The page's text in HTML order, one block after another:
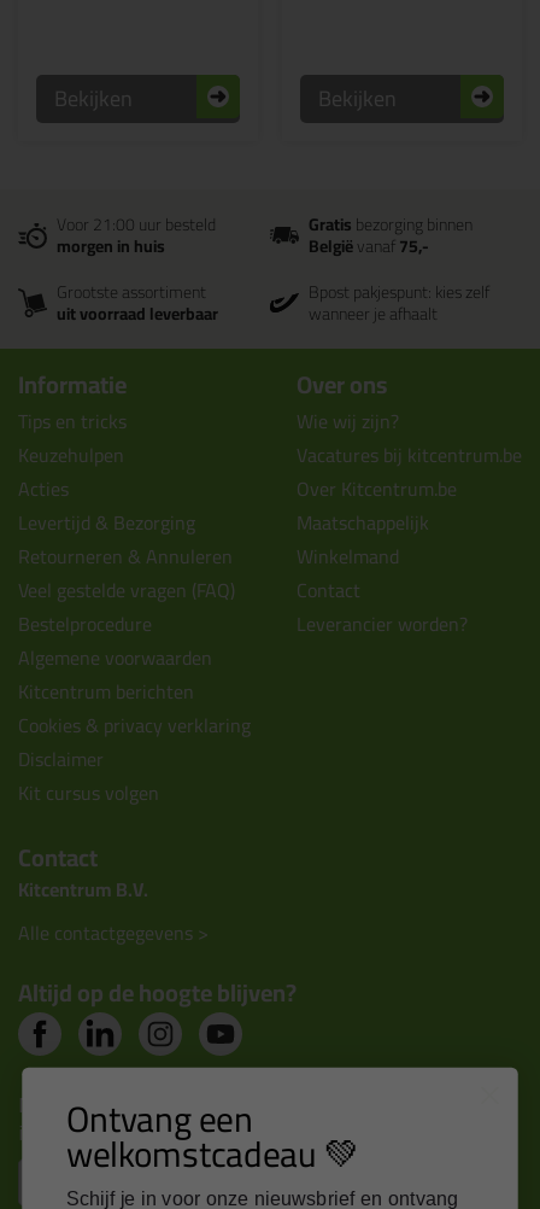
Bekijken Bekijken
Voor 21:00 uur besteld
morgen in huis
Gratisbezorging binnen
Belgiëvanaf75,-
Grootste assortiment
uit voorraad leverbaar
Bpost pakjespunt: kies zelf
wanneer je afhaalt
Informatie
Tips en tricks
Keuzehulpen
Acties
Levertijd & Bezorging
Retourneren & Annuleren
Veel gestelde vragen (FAQ)
Bestelprocedure
Algemene voorwaarden
Kitcentrum berichten
Cookies & privacy verklaring
Disclaimer
Kit cursus volgen
Over ons
Wie wij zijn?
Vacatures bij kitcentrum.be
Over Kitcentrum.be
Maatschappelijk
Winkelmand
Contact
Leverancier worden?
Contact
Kitcentrum B.V.
Alle contactgegevens >
Altijd op de hoogte blijven?
Nieuws, tips en exclusieve deals rechtstreeks in je
inbox Ontvang een
welkomstcadeau 💚
Schijf je in voor onze nieuwsbrief en ontvang